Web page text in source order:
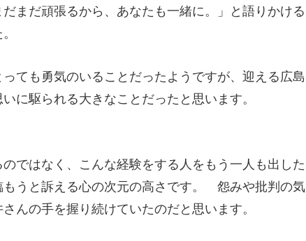
まだ頑張るから、あなたも一緒に。」と語りかける
ても勇気のいることだったようですが、迎える広島
に駆られる大きなことだったと思います。
ではなく、こんな経験をする人をもう一人も出した
もうと訴える心の次元の高さです。 怨みや批判の気
んの手を握り続けていたのだと思います。